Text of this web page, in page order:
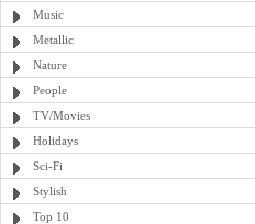
Music
Metallic
Nature
People
TV/Movies
Holidays
Sci-Fi
Stylish
Top 10